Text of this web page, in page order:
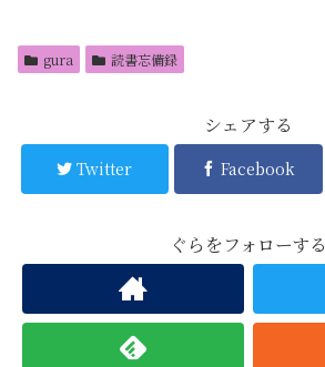
gura 読書忘備録
シェアする
Twitter Facebook
ぐらをフォローする